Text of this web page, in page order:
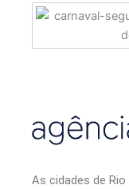
As cidades de Rio